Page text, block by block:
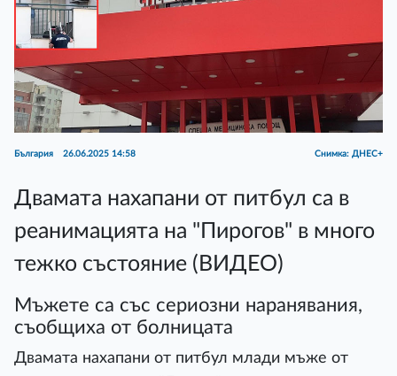
България 26.06.2025 14:58 Снимка: ДНЕС+
Двамата нахапани от питбул са в
реанимацията на "Пирогов" в много
тежко състояние (ВИДЕО)
Мъжете са със сериозни наранявания,
съобщиха от болницата
Двамата нахапани от питбул млади мъже от